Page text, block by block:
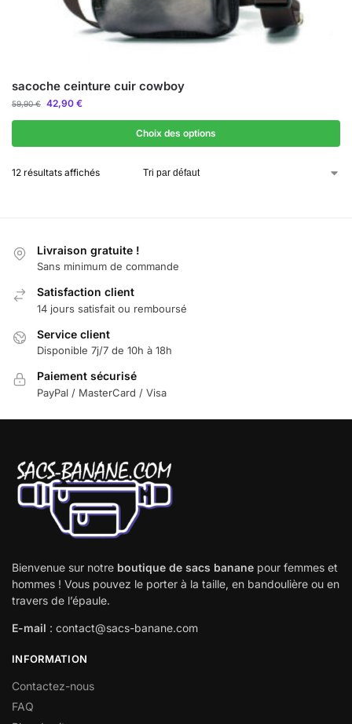
sacoche ceinture cuir cowboy
59,90€ 42,90 €
Choix des options
12 résultats affichés
Livraison gratuite !
Sans minimum de commande
Satisfaction client
14 jours satisfait ou remboursé
Service client
Disponible 7j/7 de 10h à 18h
Paiement sécurisé
PayPal / MasterCard / Visa
Bienvenue sur notre boutique de sacs banane pour femmes et
hommes ! Vous pouvez le porter à la taille, en bandoulière ou en
travers de l’épaule.
E-mail : contact@sacs-banane.com
INFORMATION
Contactez-nous
FAQ